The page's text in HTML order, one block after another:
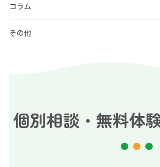
コラム
その他
個別相談・無料体